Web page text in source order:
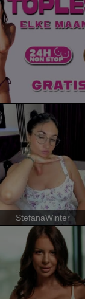
StefanaWinter